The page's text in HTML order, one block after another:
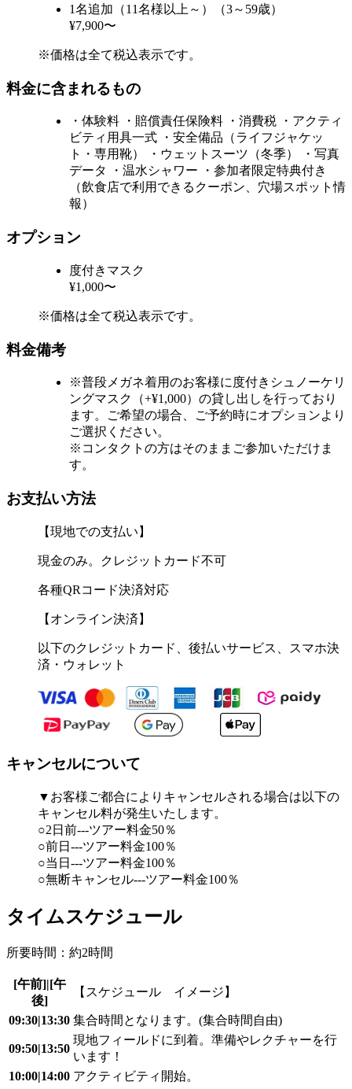
1名追加（11名様以上～）（3～59歳）
¥7,900〜
※価格は全て税込表示です。
料金に含まれるもの
・体験料 ・賠償責任保険料 ・消費税 ・アクティ
ビティ用具一式 ・安全備品（ライフジャケッ
ト・専用靴） ・ウェットスーツ（冬季） ・写真
データ ・温水シャワー ・参加者限定特典付き
（飲食店で利用できるクーポン、穴場スポット情
報）
オプション
度付きマスク
¥1,000〜
※価格は全て税込表示です。
料金備考
※普段メガネ着用のお客様に度付きシュノーケリ
ングマスク（+¥1,000）の貸し出しを行っており
ます。ご希望の場合、ご予約時にオプションより
ご選択ください。
※コンタクトの方はそのままご参加いただけま
す。
お支払い方法
【現地での支払い】
現金のみ。クレジットカード不可
各種QRコード決済対応
【オンライン決済】
以下のクレジットカード、後払いサービス、スマホ決
済・ウォレット
キャンセルについて
▼お客様ご都合によりキャンセルされる場合は以下の
キャンセル料が発生いたします。
○2日前---ツアー料金50％
○前日---ツアー料金100％
○当日---ツアー料金100％
○無断キャンセル---ツアー料金100％
タイムスケジュール
所要時間：約2時間
[午前]|[午
後]
【スケジュール イメージ】
09:30|13:30 集合時間となります。(集合時間自由)
09:50|13:50
現地フィールドに到着。準備やレクチャーを行
います！
10:00|14:00 アクティビティ開始。